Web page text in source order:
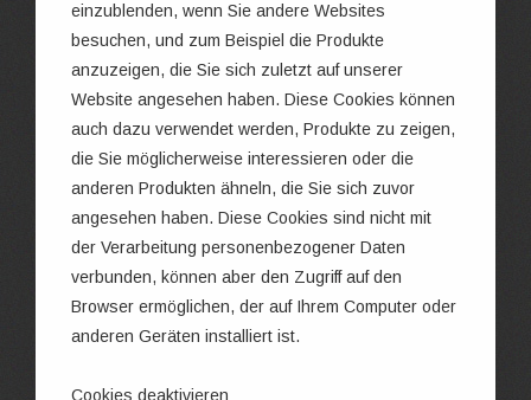
einzublenden, wenn Sie andere Websites
besuchen, und zum Beispiel die Produkte
anzuzeigen, die Sie sich zuletzt auf unserer
Website angesehen haben. Diese Cookies können
auch dazu verwendet werden, Produkte zu zeigen,
die Sie möglicherweise interessieren oder die
anderen Produkten ähneln, die Sie sich zuvor
angesehen haben. Diese Cookies sind nicht mit
der Verarbeitung personenbezogener Daten
verbunden, können aber den Zugriff auf den
Browser ermöglichen, der auf Ihrem Computer oder
anderen Geräten installiert ist.
Cookies deaktivieren